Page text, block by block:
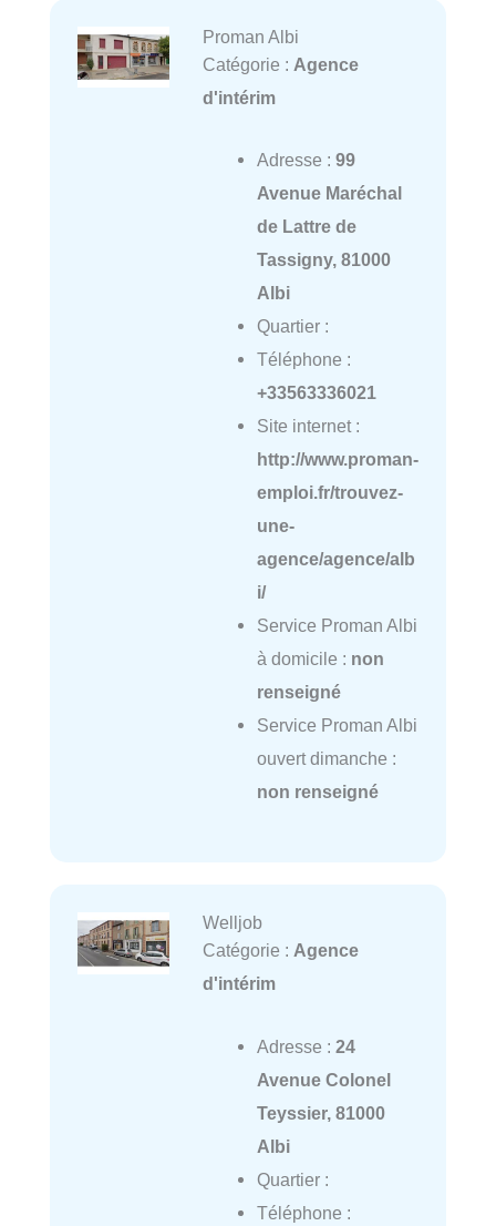
Proman Albi
Catégorie : Agence
d'intérim
Adresse : 99
Avenue Maréchal
de Lattre de
Tassigny, 81000
Albi
Quartier :
Téléphone :
+33563336021
Site internet :
http://www.proman-
emploi.fr/trouvez-
une-
agence/agence/alb
i/
Service Proman Albi
à domicile : non
renseigné
Service Proman Albi
ouvert dimanche :
non renseigné
Welljob
Catégorie : Agence
d'intérim
Adresse : 24
Avenue Colonel
Teyssier, 81000
Albi
Quartier :
Téléphone :